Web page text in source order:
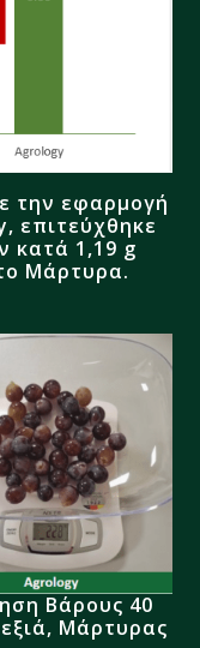
την εφαρμογή
, επιτεύχθηκε
κατά 1,19 g
Μάρτυρα.
Βάρους 40
Μάρτυρας